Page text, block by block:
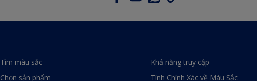
Tìm màu sắc
Chọn sản phẩm
Khả năng truy cập
Tính Chính Xác về Màu Sắc